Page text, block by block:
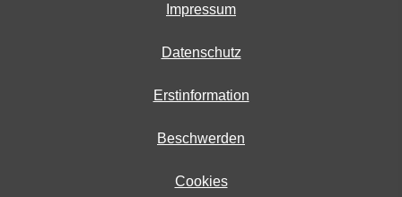
Impressum
Datenschutz
Erstinformation
Beschwerden
Cookies